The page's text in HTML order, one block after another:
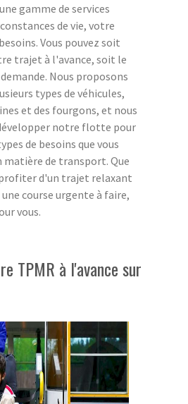
gamme de services
de vie, votre
Vous pouvez soit
trajet à l'avance, soit le
Nous proposons
types de véhicules,
et des fourgons, et nous
notre flotte pour
de besoins que vous
matière de transport. Que
d'un trajet relaxant
une course urgente à faire,
vous.
TPMR à l'avance sur